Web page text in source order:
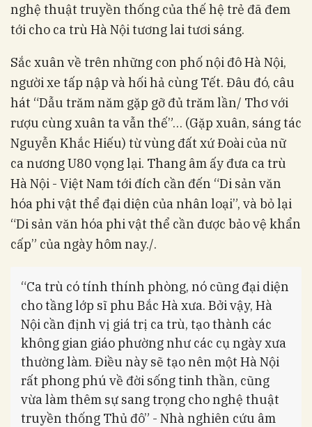
nghệ thuật truyền thống của thế hệ trẻ đã đem
tới cho ca trù Hà Nội tương lai tươi sáng.
Sắc xuân về trên những con phố nội đô Hà Nội,
người xe tấp nập và hối hả cùng Tết. Đâu đó, câu
hát “Dẫu trăm năm gặp gỡ đủ trăm lần/ Thơ với
rượu cùng xuân ta vẫn thế”… (Gặp xuân, sáng tác
Nguyễn Khắc Hiếu) từ vùng đất xứ Đoài của nữ
ca nương U80 vọng lại. Thang âm ấy đưa ca trù
Hà Nội - Việt Nam tới đích cần đến “Di sản văn
hóa phi vật thể đại diện của nhân loại”, và bỏ lại
“Di sản văn hóa phi vật thể cần được bảo vệ khẩn
cấp” của ngày hôm nay./.
“Ca trù có tính thính phòng, nó cũng đại diện
cho tầng lớp sĩ phu Bắc Hà xưa. Bởi vậy, Hà
Nội cần định vị giá trị ca trù, tạo thành các
không gian giáo phường như các cụ ngày xưa
thường làm. Điều này sẽ tạo nên một Hà Nội
rất phong phú về đời sống tinh thần, cũng
vừa làm thêm sự sang trọng cho nghệ thuật
truyền thống Thủ đô” - Nhà nghiên cứu âm